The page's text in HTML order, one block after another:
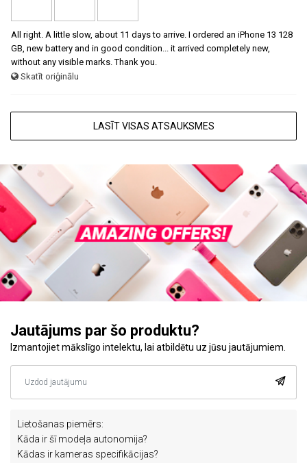
All right. A little slow, about 11 days to arrive. I ordered an iPhone 13 128
GB, new battery and in good condition... it arrived completely new,
without any visible marks. Thank you.
Skatīt oriģinālu
LASĪT VISAS ATSAUKSMES
Jautājums par šo produktu?
Izmantojiet mākslīgo intelektu, lai atbildētu uz jūsu jautājumiem.
Lietošanas piemērs:
Kāda ir šī modeļa autonomija?
Kādas ir kameras specifikācijas?